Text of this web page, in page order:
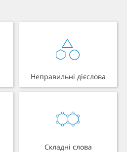
Неправильні дієслова
Складні слова